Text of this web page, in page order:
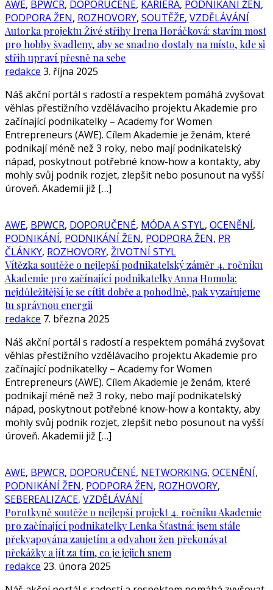
AWE, BPWCR, DOPORUČENÉ, KARIÉRA, PODNIKÁNÍ ŽEN,
PODPORA ŽEN, ROZHOVORY, SOUTĚŽE, VZDĚLÁVÁNÍ
Autorka projektu Živé střihy Irena Horáčková: stavím most
pro hobby švadleny, aby se snadno dostaly na místo, kde si
střih upraví přesně na sebe
redakce 3. října 2025
Náš akční portál s radostí a respektem pomáhá zvyšovat
věhlas přestižního vzdělávacího projektu Akademie pro
začínající podnikatelky – Academy for Women
Entrepreneurs (AWE). Cílem Akademie je ženám, které
podnikají méně než 3 roky, nebo mají podnikatelský
nápad, poskytnout potřebné know-how a kontakty, aby
mohly svůj podnik rozjet, zlepšit nebo posunout na vyšší
úroveň. Akademii již […]
AWE, BPWCR, DOPORUČENÉ, MÓDA A STYL, OCENĚNÍ,
PODNIKÁNÍ, PODNIKÁNÍ ŽEN, PODPORA ŽEN, PR
ČLÁNKY, ROZHOVORY, ŽIVOTNÍ STYL
Vítězka soutěže o nejlepší podnikatelský záměr 4. ročníku
Akademie pro začínající podnikatelky Anna Homola:
nejdůležitější je se cítit dobře a pohodlně, pak vyzařujeme
tu správnou energii
redakce 7. března 2025
Náš akční portál s radostí a respektem pomáhá zvyšovat
věhlas přestižního vzdělávacího projektu Akademie pro
začínající podnikatelky – Academy for Women
Entrepreneurs (AWE). Cílem Akademie je ženám, které
podnikají méně než 3 roky, nebo mají podnikatelský
nápad, poskytnout potřebné know-how a kontakty, aby
mohly svůj podnik rozjet, zlepšit nebo posunout na vyšší
úroveň. Akademii již […]
AWE, BPWCR, DOPORUČENÉ, NETWORKING, OCENĚNÍ,
PODNIKÁNÍ ŽEN, PODPORA ŽEN, ROZHOVORY,
SEBEREALIZACE, VZDĚLÁVÁNÍ
Porotkyně soutěže o nejlepší projekt 4. ročníku Akademie
pro začínající podnikatelky Lenka Šťastná: jsem stále
překvapována zaujetím a odvahou žen překonávat
překážky a jít za tím, co je jejich snem
redakce 23. února 2025